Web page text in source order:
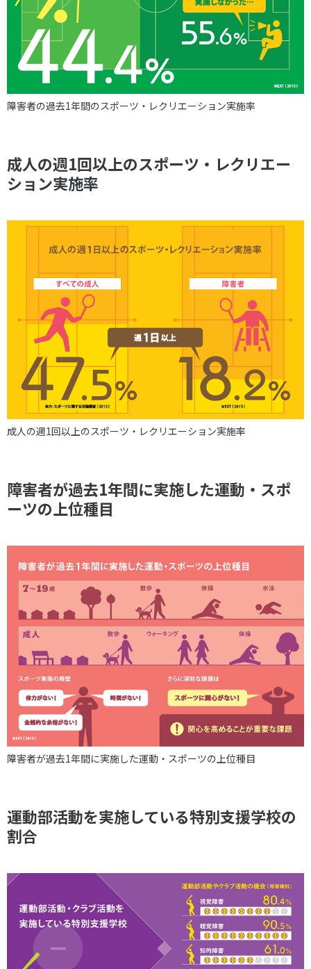
個人情報保護方針
ソーシャルメディア運営方針
© 2020
自治体との連携
各教育機関との連携
スポーツ振興団体との連携
【動画】スポーツでアクティブなまちづくり
SPORT POLICY INCUBATOR ―スポーツ政策の『卵』 ―
スポーツ 歴史の検証
スポーツ辞典
SSF BOOKS
障害者の過去1年間のスポーツ・レクリエーション実施率
成人の週1回以上のスポーツ・レクリエー
ション実施率
成人の週1回以上のスポーツ・レクリエーション実施率
障害者が過去1年間に実施した運動・スポ
ーツの上位種目
障害者が過去1年間に実施した運動・スポーツの上位種目
運動部活動を実施している特別支援学校の
割合